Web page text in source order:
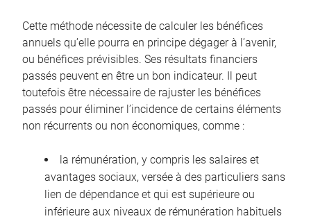
Cette méthode nécessite de calculer les bénéfices
annuels qu’elle pourra en principe dégager à l’avenir,
ou bénéfices prévisibles. Ses résultats financiers
passés peuvent en être un bon indicateur. Il peut
toutefois être nécessaire de rajuster les bénéfices
passés pour éliminer l’incidence de certains éléments
non récurrents ou non économiques, comme :
la rémunération, y compris les salaires et
avantages sociaux, versée à des particuliers sans
lien de dépendance et qui est supérieure ou
inférieure aux niveaux de rémunération habituels